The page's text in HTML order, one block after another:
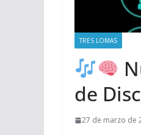
TRES LOMAS
de
27 de marzo de